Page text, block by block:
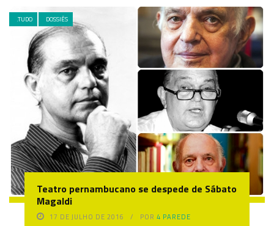
.TUDO DOSSIÊS
Teatro pernambucano se despede de Sábato
Magaldi
17 DE JULHO DE 2016 POR4 PAREDE